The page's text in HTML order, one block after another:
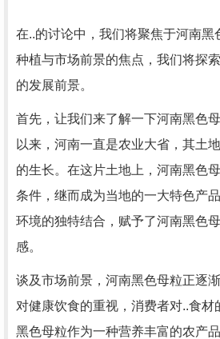
在..的讨论中，我们将聚焦于河南黑
种植与市场前景的焦点，我们将探
的发展前景。
首先，让我们来了解一下河南黑色
以来，河南一直是农业大省，其土
的生长。在这片土地上，河南黑色
条件，继而成为当地的一大特色产
环境的独特结合，赋予了河南黑色
感。
谈及市场前景，河南黑色母粒正逐
对健康饮食的重视，消费者对..食
黑色母粒作为一种营养丰富的农产